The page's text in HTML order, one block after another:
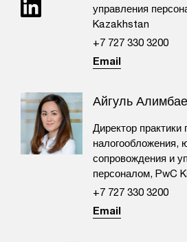
управления
Kazakhstan
+7 727 330 3200
Email
Айгуль
Директор практики
налогообложения,
сопровождения и
персоналом, PwC
+7 727 330 3200
Email